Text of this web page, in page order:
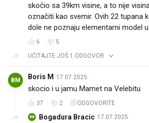
skočio sa 39km visine, a to nije
označiti kao svemir. Ovih 22 tupana
dole ne poznaju elementarni model
6
5
UČITAJTE JOŠ 1 ODGOVOR
BM Boris M 17.07.2025.
skocio i u jamu Mamet na Velebitu
37 2 ODGOVORITE
BB Bogadura Bracic 17.07.2025.